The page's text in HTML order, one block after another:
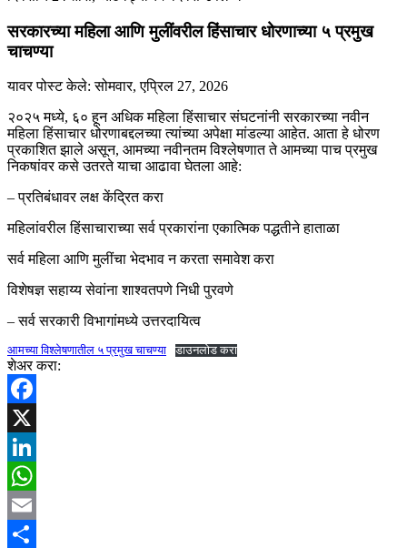
सरकारच्या महिला आणि मुलींवरील हिंसाचार धोरणाच्या ५ प्रमुख
चाचण्या
यावर पोस्ट केले: सोमवार, एप्रिल 27, 2026
२०२५ मध्ये, ६० हून अधिक महिला हिंसाचार संघटनांनी सरकारच्या नवीन
महिला हिंसाचार धोरणाबद्दलच्या त्यांच्या अपेक्षा मांडल्या आहेत. आता हे धोरण
प्रकाशित झाले असून, आमच्या नवीनतम विश्लेषणात ते आमच्या पाच प्रमुख
निकषांवर कसे उतरते याचा आढावा घेतला आहे:
– प्रतिबंधावर लक्ष केंद्रित करा
महिलांवरील हिंसाचाराच्या सर्व प्रकारांना एकात्मिक पद्धतीने हाताळा
सर्व महिला आणि मुलींचा भेदभाव न करता समावेश करा
विशेषज्ञ सहाय्य सेवांना शाश्वतपणे निधी पुरवणे
– सर्व सरकारी विभागांमध्ये उत्तरदायित्व
आमच्या विश्लेषणातील ५ प्रमुख चाचण्या डाउनलोड करा
शेअर करा:
Facebook
X
LinkedIn
WhatsApp
Email